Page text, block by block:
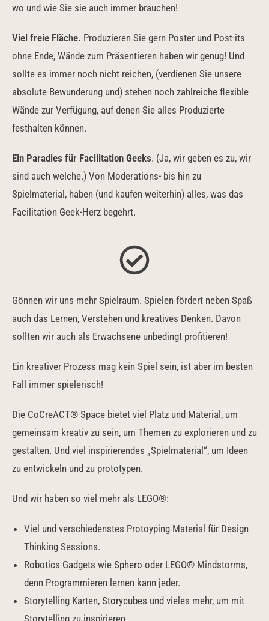
wo und wie Sie sie auch immer brauchen!
Viel freie Fläche. Produzieren Sie gern Poster und Post-its
ohne Ende, Wände zum Präsentieren haben wir genug! Und
sollte es immer noch nicht reichen, (verdienen Sie unsere
absolute Bewunderung und) stehen noch zahlreiche flexible
Wände zur Verfügung, auf denen Sie alles Produzierte
festhalten können.
Ein Paradies für Facilitation Geeks. (Ja, wir geben es zu, wir
sind auch welche.) Von Moderations- bis hin zu
Spielmaterial, haben (und kaufen weiterhin) alles, was das
Facilitation Geek-Herz begehrt.
Gönnen wir uns mehr Spielraum. Spielen fördert neben Spaß
auch das Lernen, Verstehen und kreatives Denken. Davon
sollten wir auch als Erwachsene unbedingt profitieren!
Ein kreativer Prozess mag kein Spiel sein, ist aber im besten
Fall immer spielerisch!
Die CoCreACT® Space bietet viel Platz und Material, um
gemeinsam kreativ zu sein, um Themen zu explorieren und zu
gestalten. Und viel inspirierendes „Spielmaterial“, um Ideen
zu entwickeln und zu prototypen.
Und wir haben so viel mehr als LEGO®:
Viel und verschiedenstes Protoyping Material für Design
Thinking Sessions.
Robotics Gadgets wie Sphero oder LEGO® Mindstorms,
denn Programmieren lernen kann jeder.
Storytelling Karten, Storycubes und vieles mehr, um mit
Storytelling zu inspirieren.